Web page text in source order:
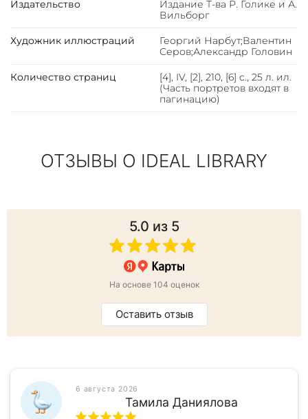
Издательство
Издание Т-ва Р. Голике и А.
Вильборг
Художник иллюстраций
Георгий Нарбут;Валентин
Серов;Александр Головин
Количество страниц
[4], IV, [2], 210, [6] c., 25 л. ил.
(Часть портретов входят в
пагинацию)
ОТЗЫВЫ О IDEAL LIBRARY
5.0 из 5
На основе 104 оценок
Оставить отзыв
6 августа 2026
Тамила Даниялова